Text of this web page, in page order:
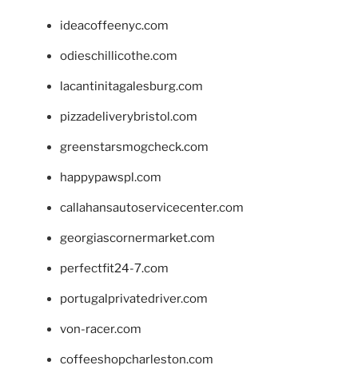
ideacoffeenyc.com
odieschillicothe.com
lacantinitagalesburg.com
pizzadeliverybristol.com
greenstarsmogcheck.com
happypawspl.com
callahansautoservicecenter.com
georgiascornermarket.com
perfectfit24-7.com
portugalprivatedriver.com
von-racer.com
coffeeshopcharleston.com